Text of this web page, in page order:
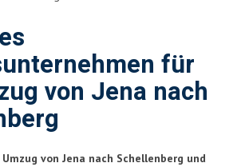
für
von Jena nach
von Jena nach Schellenberg und